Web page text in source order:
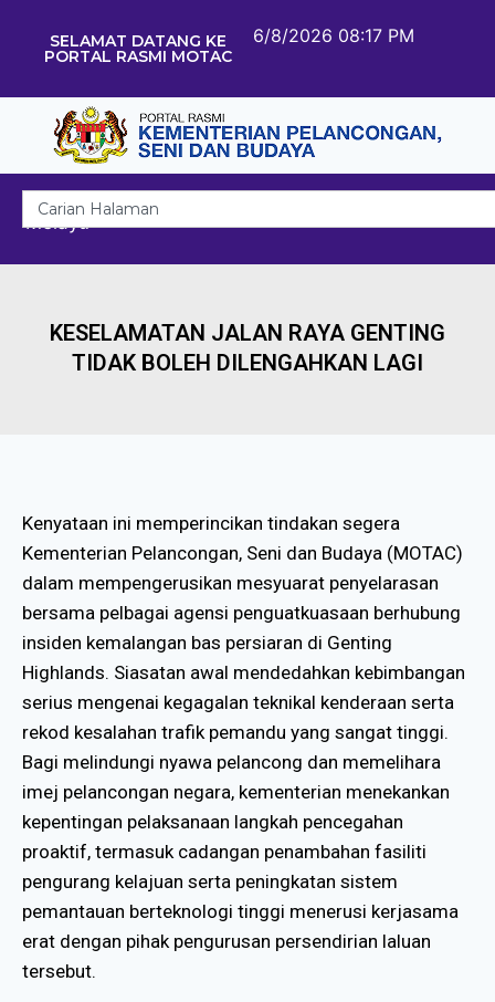
SELAMAT DATANG KE
PORTAL RASMI MOTAC
6/8/2026 08:17 PM
Melayu
KESELAMATAN JALAN RAYA GENTING
TIDAK BOLEH DILENGAHKAN LAGI
Kenyataan ini memperincikan tindakan segera
Kementerian Pelancongan, Seni dan Budaya (MOTAC)
dalam mempengerusikan mesyuarat penyelarasan
bersama pelbagai agensi penguatkuasaan berhubung
insiden kemalangan bas persiaran di Genting
Highlands. Siasatan awal mendedahkan kebimbangan
serius mengenai kegagalan teknikal kenderaan serta
rekod kesalahan trafik pemandu yang sangat tinggi.
Bagi melindungi nyawa pelancong dan memelihara
imej pelancongan negara, kementerian menekankan
kepentingan pelaksanaan langkah pencegahan
proaktif, termasuk cadangan penambahan fasiliti
pengurang kelajuan serta peningkatan sistem
pemantauan berteknologi tinggi menerusi kerjasama
erat dengan pihak pengurusan persendirian laluan
tersebut.